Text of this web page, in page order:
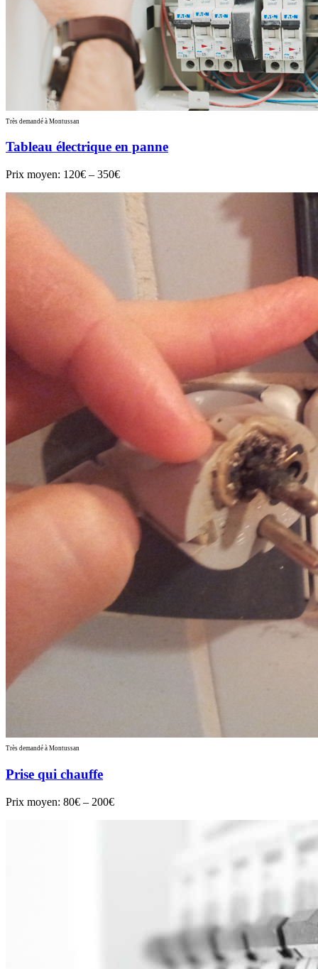
Très demandé à Montussan
Tableau électrique en panne
Prix moyen: 120€ – 350€
Très demandé à Montussan
Prise qui chauffe
Prix moyen: 80€ – 200€